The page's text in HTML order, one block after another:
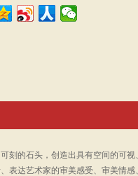
刻的石头，创造出具有空间的可视
表达艺术家的审美感受、审美情感